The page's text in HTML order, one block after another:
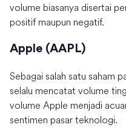
volume biasanya disertai
positif maupun negatif.
Apple (AAPL)
Sebagai salah satu saham
selalu mencatat volume
volume Apple menjadi
sentimen pasar teknologi.